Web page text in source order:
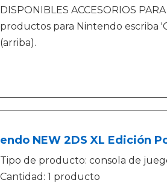
DISPONIBLES ACCESORIOS
productos para Nintendo escriba
(arriba).
NEW 2DS XL Edición
Tipo de producto: consola de
Cantidad: 1 producto